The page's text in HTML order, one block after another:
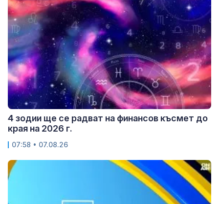
4 зодии ще се радват на финансов късмет до
края на 2026 г.
07:58 • 07.08.26